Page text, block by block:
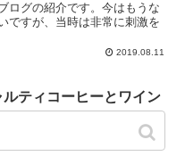
ログの紹介です。今はもうな
ですが、当時は非常に刺激を
2019.08.11
ルティコーヒーとワイン